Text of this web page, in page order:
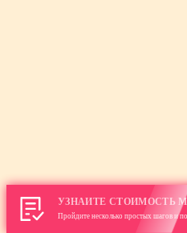
УЗНАЙТЕ СТОИМОСТЬ
Пройдите несколько простых шагов и